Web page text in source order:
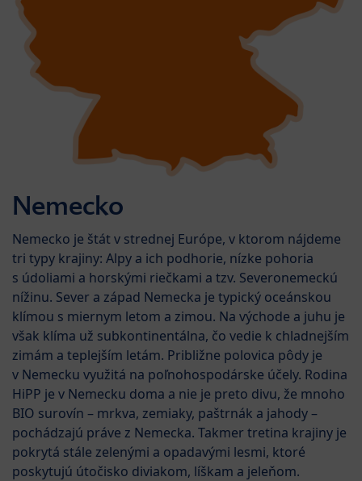
Nemecko
Nemecko je štát v strednej Európe, v ktorom nájdeme
tri typy krajiny: Alpy a ich podhorie, nízke pohoria
s údoliami a horskými riečkami a tzv. Severonemeckú
nížinu. Sever a západ Nemecka je typický oceánskou
klímou s miernym letom a zimou. Na východe a juhu je
však klíma už subkontinentálna, čo vedie k chladnejším
zimám a teplejším letám. Približne polovica pôdy je
v Nemecku využitá na poľnohospodárske účely. Rodina
HiPP je v Nemecku doma a nie je preto divu, že mnoho
BIO surovín – mrkva, zemiaky, paštrnák a jahody –
pochádzajú práve z Nemecka. Takmer tretina krajiny je
pokrytá stále zelenými a opadavými lesmi, ktoré
poskytujú útočisko diviakom, líškam a jeleňom.